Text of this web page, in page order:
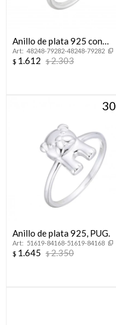
Anillo de plata 925 con
circonias, CRUZ.
48248-79282-48248-79282
$ 1.612 $2.303
30
Anillo de plata 925, PUG.
51619-84168-51619-84168
$ 1.645 $2.350